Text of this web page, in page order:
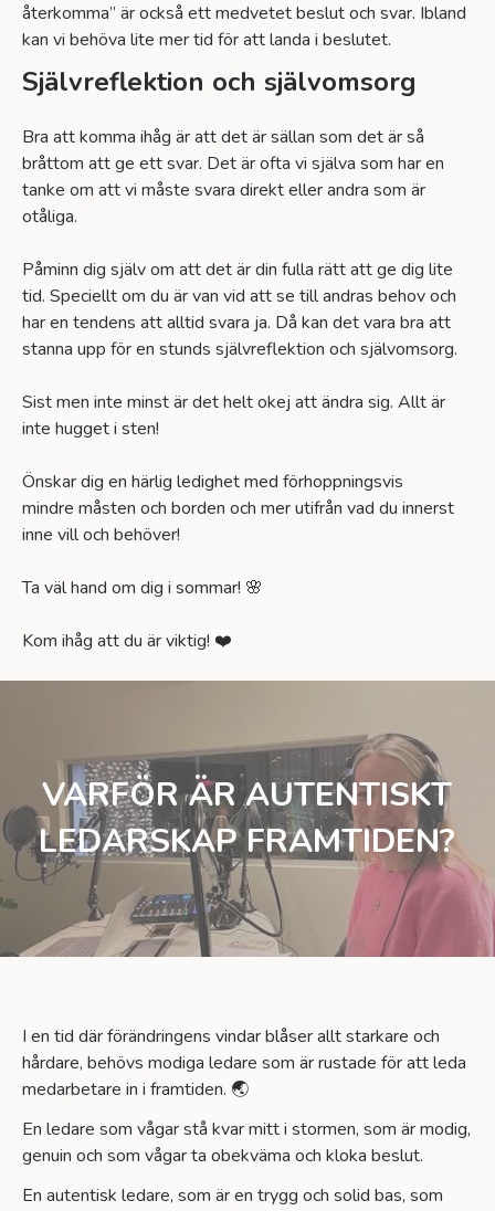
återkomma” är också ett medvetet beslut och svar. Ibland
kan vi behöva lite mer tid för att landa i beslutet.
Självreflektion och självomsorg
Bra att komma ihåg är att det är sällan som det är så
bråttom att ge ett svar. Det är ofta vi själva som har en
tanke om att vi måste svara direkt eller andra som är
otåliga.
Påminn dig själv om att det är din fulla rätt att ge dig lite
tid. Speciellt om du är van vid att se till andras behov och
har en tendens att alltid svara ja. Då kan det vara bra att
stanna upp för en stunds självreflektion och självomsorg.
Sist men inte minst är det helt okej att ändra sig. Allt är
inte hugget i sten!
Önskar dig en härlig ledighet med förhoppningsvis
mindre måsten och borden och mer utifrån vad du innerst
inne vill och behöver!
Ta väl hand om dig i sommar! 🌸
Kom ihåg att du är viktig! ❤️
VARFÖR ÄR AUTENTISKT
LEDARSKAP FRAMTIDEN?
I en tid där förändringens vindar blåser allt starkare och
hårdare, behövs modiga ledare som är rustade för att leda
medarbetare in i framtiden. 🌏
En ledare som vågar stå kvar mitt i stormen, som är modig,
genuin och som vågar ta obekväma och kloka beslut.
En autentisk ledare, som är en trygg och solid bas, som